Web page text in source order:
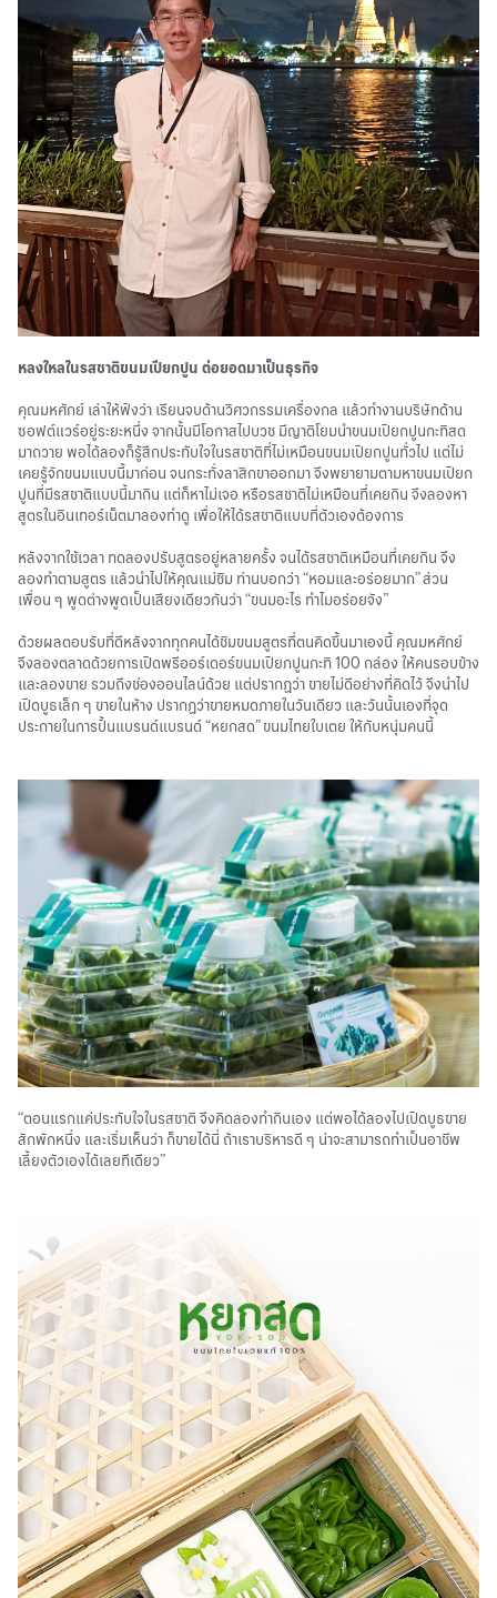
หลงใหลในรสชาติขนมเปียกปูน ต่อยอดมาเป็นธุรกิจ
คุณมหศักย์ เล่าให้ฟังว่า เรียนจบด้านวิศวกรรมเครื่องกล แล้วทำงานบริษัทด้าน
ซอฟต์แวร์อยู่ระยะหนึ่ง จากนั้นมีโอกาสไปบวช มีญาติโยมนำขนมเปียกปูนกะทิสด
มาถวาย พอได้ลองก็รู้สึกประทับใจในรสชาติที่ไม่เหมือนขนมเปียกปูนทั่วไป แต่ไม่
เคยรู้จักขนมแบบนี้มาก่อน จนกระทั่งลาสิกขาออกมา จึงพยายามตามหาขนมเปียก
ปูนที่มีรสชาติแบบนี้มากิน แต่ก็หาไม่เจอ หรือรสชาติไม่เหมือนที่เคยกิน จึงลองหา
สูตรในอินเทอร์เน็ตมาลองทำดู เพื่อให้ได้รสชาติแบบที่ตัวเองต้องการ
หลังจากใช้เวลา ทดลองปรับสูตรอยู่หลายครั้ง จนได้รสชาติเหมือนที่เคยกิน จึง
ลองทำตามสูตร แล้วนำไปให้คุณแม่ชิม ท่านบอกว่า “หอมและอร่อยมาก” ส่วน
เพื่อน ๆ พูดต่างพูดเป็นเสียงเดียวกันว่า “ขนมอะไร ทำไมอร่อยจัง”
ด้วยผลตอบรับที่ดีหลังจากทุกคนได้ชิมขนมสูตรที่ตนคิดขึ้นมาเองนี้ คุณมหศักย์
จึงลองตลาดด้วยการเปิดพรีออร์เดอร์ขนมเปียกปูนกะทิ 100 กล่อง ให้คนรอบข้าง
และลองขาย รวมถึงช่องออนไลน์ด้วย แต่ปรากฏว่า ขายไม่ดีอย่างที่คิดไว้ จึงนำไป
เปิดบูธเล็ก ๆ ขายในห้าง ปรากฏว่าขายหมดภายในวันเดียว และวันนั้นเองที่จุด
ประกายในการปั้นแบรนด์แบรนด์ “หยกสด” ขนมไทยใบเตย ให้กับหนุ่มคนนี้
“ตอนแรกแค่ประทับใจในรสชาติ จึงคิดลองทำกินเอง แต่พอได้ลองไปเปิดบูธขาย
สักพักหนึ่ง และเริ่มเห็นว่า ก็ขายได้นี่ ถ้าเราบริหารดี ๆ น่าจะสามารถทำเป็นอาชีพ
เลี้ยงตัวเองได้เลยทีเดียว”